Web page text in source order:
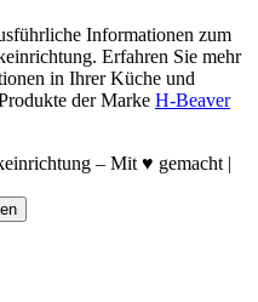
Informationen zum
Erfahren Sie mehr
in Ihrer Küche und
der Marke H-Beaver
– Mit ♥ gemacht |